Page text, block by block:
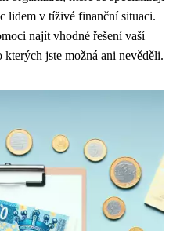
lidem v tíživé finanční situaci.
najít vhodné řešení vaší
kterých jste možná ani nevěděli.